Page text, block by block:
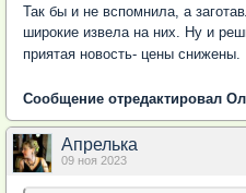
Так бы и не вспомнила, а
широкие извела на них. Ну и
приятая новость- цены снижены.
Сообщение отредактировал
Апрелька
09 ноя 2023